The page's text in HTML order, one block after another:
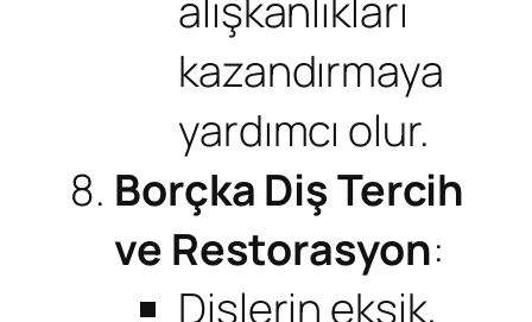
alışkanlıkları
kazandırmaya
yardımcı olur.
Borçka Diş Tercih
ve Restorasyon:
Dişlerin eksik,